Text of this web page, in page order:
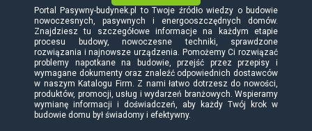
Portal Pasywny-budynek.pl to Twoje źródło wiedzy o budowie
nowoczesnych, pasywnych i energooszczędnych domów.
Znajdziesz tu szczegółowe informacje na każdym etapie
procesu budowy, nowoczesne techniki, sprawdzone
rozwiązania i najnowsze urządzenia. Pomożemy Ci rozwiązać
problemy napotkane na budowie, przejść przez przepisy i
wymagane dokumenty oraz znaleźć odpowiednich dostawców
w naszym Katalogu Firm. Z nami łatwo dotrzesz do nowości,
produktów, promocji, usług i wydarzeń branżowych. Wspieramy
wymianę informacji i doświadczeń, aby każdy Twój krok w
budowie domu był świadomy i efektywny.